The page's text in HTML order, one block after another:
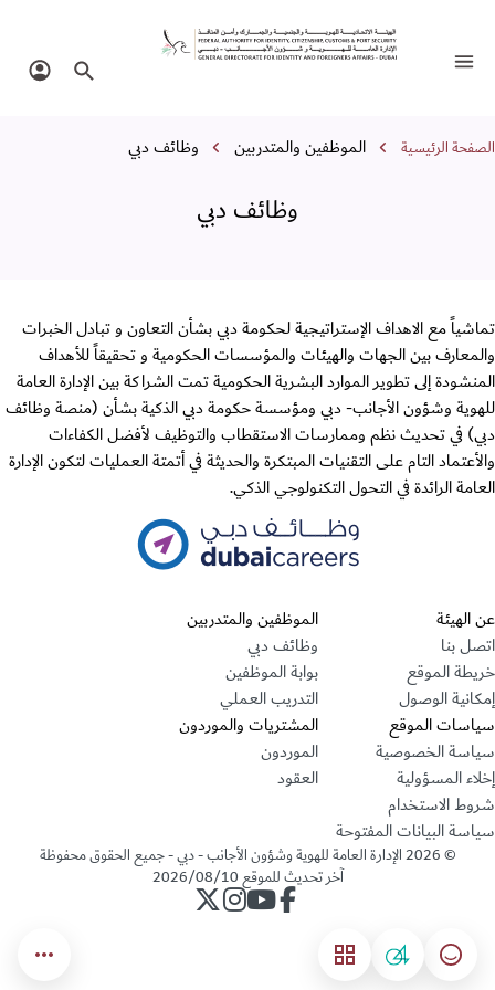
وظائف دبي
تبديل التنقل البحث في
مسار التنقل
الصفحة الرئيسية الموظفين والمتدربين وظائف دبي
وظائف دبي
تماشياً مع الاهداف الإستراتيجية لحكومة دبي بشأن التعاون و تبادل الخبرات
والمعارف بين الجهات والهيئات والمؤسسات الحكومية و تحقيقاً للأهداف
المنشودة إلى تطوير الموارد البشرية الحكومية تمت الشراكة بين الإدارة العامة
للهوية وشؤون الأجانب- دبي ومؤسسة حكومة دبي الذكية بشأن (منصة وظائف
دبي) في تحديث نظم وممارسات الاستقطاب والتوظيف لأفضل الكفاءات
والأعتماد التام على التقنيات المبتكرة والحديثة في أتمتة العمليات لتكون الإدارة
العامة الرائدة في التحول التكنولوجي الذكي.
قسم التذييل
عن الهيئة
اتصل بنا
خريطة الموقع
إمكانية الوصول
الموظفين والمتدربين
وظائف دبي
بوابة الموظفين
التدريب العملي
سياسات الموقع
سياسة الخصوصية
إخلاء المسؤولية
شروط الاستخدام
سياسة البيانات المفتوحة
المشتريات والموردون
الموردون
العقود
©
2026الإدارة العامة للهوية وشؤون الأجانب - دبي - جميع الحقوق محفوظة
آخر تحديث للموقع2026/08/10
حساب الإدارة على فيسبوك
حساب الإدارة على يوتيوب
حساب الإدارة على انستجرام
حساب الإدارة على تويتر
مؤشر السعادة
04 القائمة